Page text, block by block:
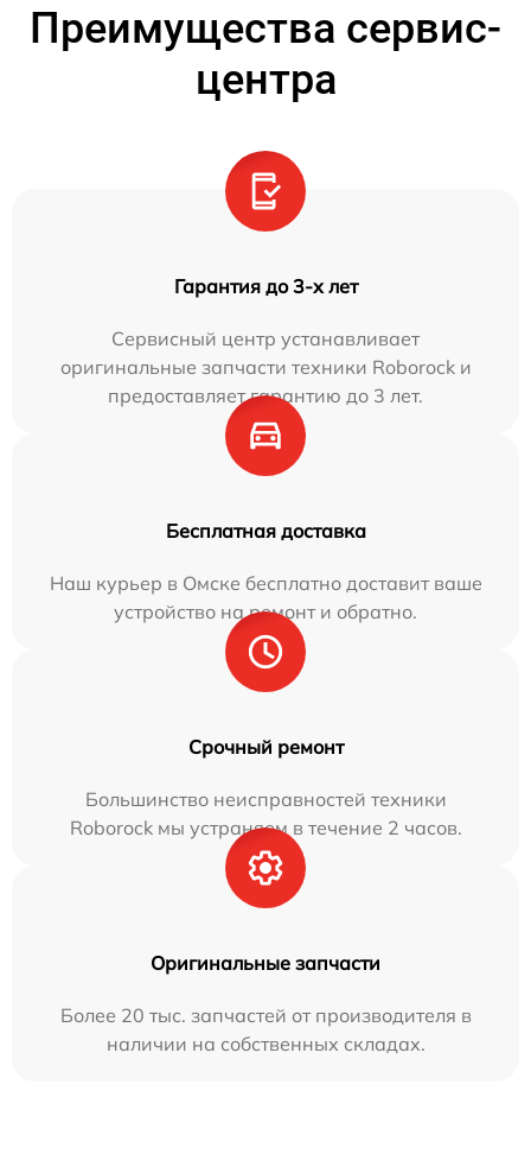
Преимущества сервис-
центра
Гарантия до 3-х лет
Сервисный центр устанавливает
оригинальные запчасти техники Roborock и
предоставляет гарантию до 3 лет.
Бесплатная доставка
Наш курьер в Омске бесплатно доставит ваше
устройство на ремонт и обратно.
Срочный ремонт
Большинство неисправностей техники
Roborock мы устраняем в течение 2 часов.
Оригинальные запчасти
Более 20 тыс. запчастей от производителя в
наличии на собственных складах.